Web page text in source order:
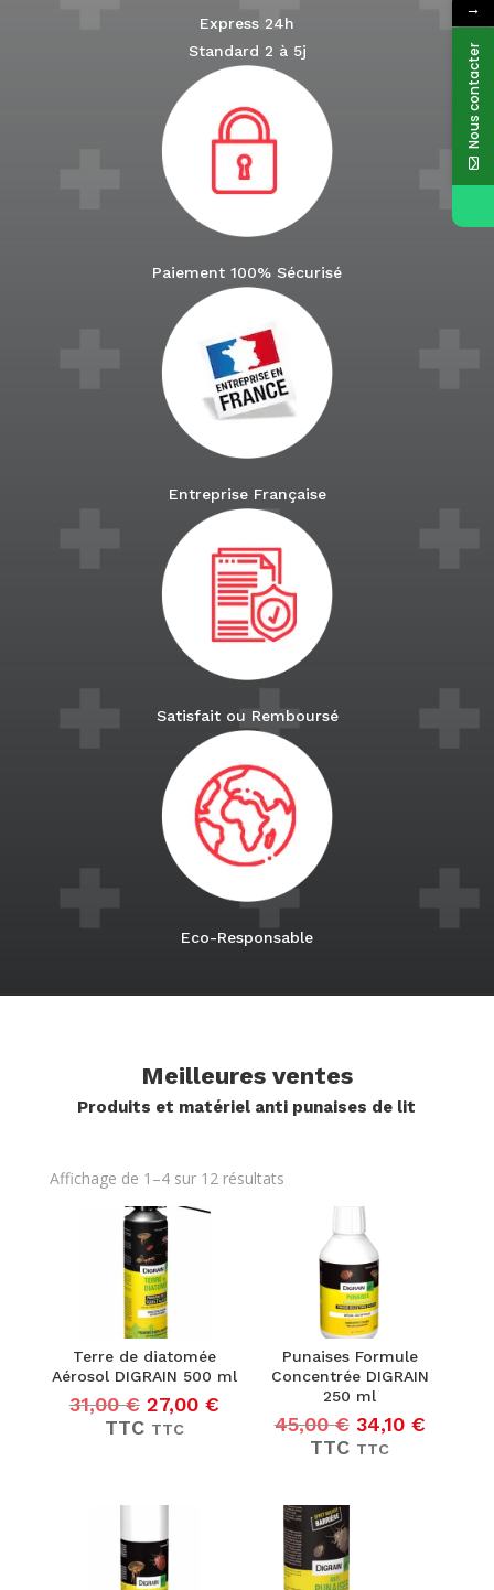
Express 24h
Standard 2 à 5j
Paiement 100% Sécurisé
Entreprise Française
Satisfait ou Remboursé
Eco-Responsable
Meilleures ventes
Produits et matériel anti punaises de lit
Affichage de 1–4 sur 12 résultatsTrié
popularité
Terre de diatomée
Aérosol DIGRAIN 500 ml
31,00€ Le
prix
27,00 €Le
TTC TTC
Punaises Formule
Concentrée DIGRAIN
250 ml
45,00€ Le
prix
34,10 €Le
TTC TTC
→
Nous contacter